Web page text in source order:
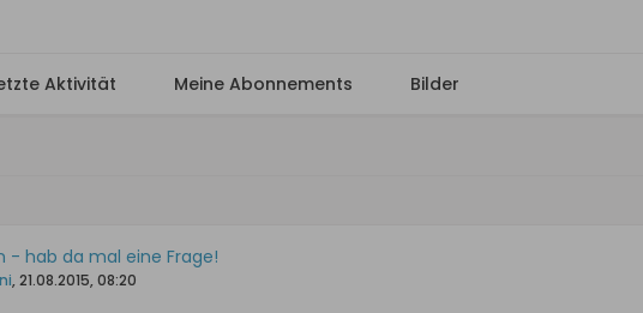
Aktivität Meine Abonnements Bilder
- hab da mal eine Frage!
, 21.08.2015, 08:20